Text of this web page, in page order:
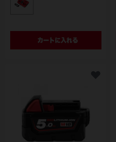
型番M18 DFC JP
カートに入れる